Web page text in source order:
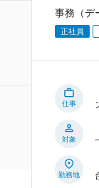
事務（デ
正社員
仕事
対象
勤務地